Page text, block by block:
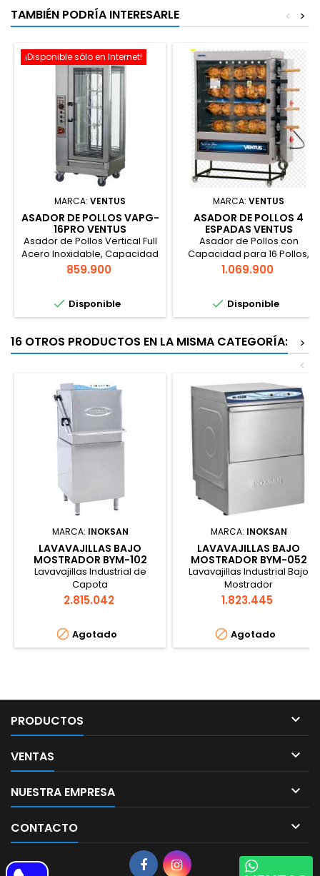
TAMBIÉN PODRÍA INTERESARLE >
<
¡Disponible sólo en Internet!
MARCA: VENTUS
ASADOR DE POLLOS VAPG-
16PRO VENTUS
Asador de Pollos Vertical Full
Acero Inoxidable, Capacidad
16 Pollos *LA INSTALACIÓN DE
POR TÉCNICO AUTORIZADO
SEC PARA EFECTOS
Precio
859.900
 Disponible
MARCA: VENTUS
ASADOR DE POLLOS 4
ESPADAS VENTUS
Asador de Pollos con
Capacidad para 16 Pollos,
Procedencia Brasileña. *LA
TÉCNICO AUTORIZADO SEC
PARA EFECTOS DE GARANTÍA*
Precio
1.069.900
 Disponible
16 OTROS PRODUCTOS EN LA MISMA CATEGORÍA:
>
<
MARCA: INOKSAN
LAVAVAJILLAS BAJO
MOSTRADOR BYM-102
Lavavajillas Industrial de
Capota
Precio
2.815.042
 Agotado
MARCA: INOKSAN
LAVAVAJILLAS BAJO
MOSTRADOR BYM-052
Lavavajillas Industrial Bajo
Mostrador
Precio
1.823.445
 Agotado
PRODUCTOS 
VENTAS 
NUESTRA EMPRESA 
CONTACTO 